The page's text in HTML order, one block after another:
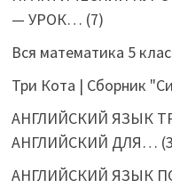
— УРОК… (7)
Вся математика 5
Три Кота | Сборник
АНГЛИЙСКИЙ ЯЗЫК
АНГЛИЙСКИЙ ДЛЯ…
АНГЛИЙСКИЙ ЯЗЫК